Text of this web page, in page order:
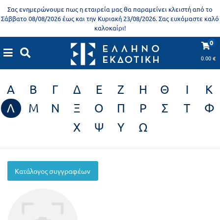
Σας ενημερώνουμε πως η εταιρεία μας θα παραμείνει κλειστή από το
Σάββατο 08/08/2026 έως και την Κυριακή 23/08/2026. Σας ευχόμαστε καλό
καλοκαίρι!
0
0.00€
X
Βιβλία
ενήλικες
Εκπαιδευτικά
βιβλία
Trivia
Books
Προδημοτική
εκπαίδευση
Εκπαιδευτικές
αφίσες
Βιβλία
νηπιαγωγείου
Σειρά
Δημοτικό
Α΄
Συγγραφείς
Α Β Γ Δ Ε Ζ Η Θ Ι
Κ
Λ
Μ Ν Ξ Ο Π Ρ Σ Τ
Φ
Χ
Ψ Υ Ω
Κατάλογος συγγραφέων